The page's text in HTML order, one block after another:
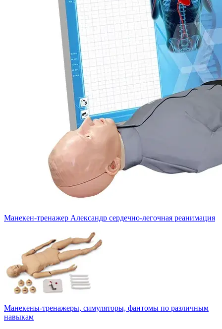
Манекен-тренажер Александр сердечно-легочная реанимация
Манекены-тренажеры, симуляторы, фантомы по различным
навыкам